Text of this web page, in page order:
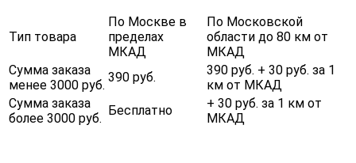
Тип товара
По Москве в
пределах
МКАД
По Московской
области до 80 км от
МКАД
Сумма заказа
менее 3000 руб.
390 руб.
390 руб. + 30 руб. за 1
км от МКАД
Сумма заказа
более 3000 руб.
Бесплатно
+ 30 руб. за 1 км от
МКАД